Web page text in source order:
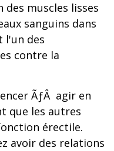
muscles lisses
sanguins dans
l'un des
contre la
ÃƒÂ agir en
que les autres
érectile.
avoir des relations